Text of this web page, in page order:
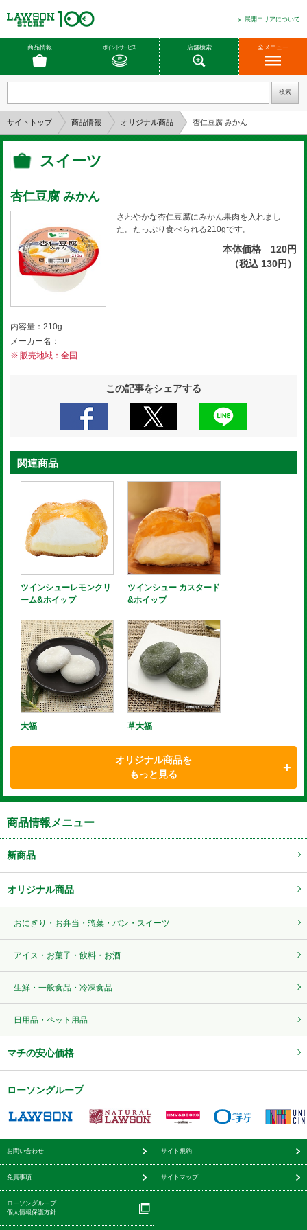
展開エリアについて
商品情報 ポイントサービス 店舗検索 全メニュー
サイトトップ 商品情報 オリジナル商品 杏仁豆腐 みかん
スイーツ
杏仁豆腐 みかん
さわやかな杏仁豆腐にみかん果肉を入れまし
た。たっぷり食べられる210gです。
本体価格 120円
（税込 130円）
内容量：210g
メーカー名：
販売地域：全国
この記事をシェアする
関連商品
ツインシューレモンクリ
ーム&ホイップ
ツインシュー カスタード
&ホイップ
大福 草大福
オリジナル商品を
もっと見る
商品情報メニュー
新商品
オリジナル商品
おにぎり・お弁当・惣菜・パン・スイーツ
アイス・お菓子・飲料・お酒
生鮮・一般食品・冷凍食品
日用品・ペット用品
マチの安心価格
ローソングループ
お問い合わせ サイト規約
免責事項 サイトマップ
ローソングループ
個人情報保護方針